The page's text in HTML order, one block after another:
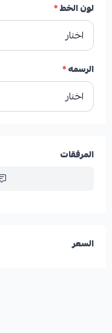
لون الخط*
الرسمه*
المرفقات
السعر